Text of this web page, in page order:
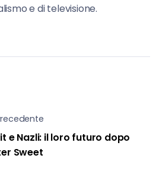
e di televisione.
e Nazli: il loro futuro dopo
Sweet